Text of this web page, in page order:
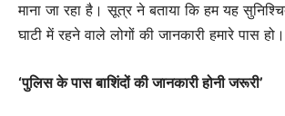
माना जा रहा है। सूत्र ने बताया कि हम यह
घाटी में रहने वाले लोगों की जानकारी हमारे पास हो।
‘पुलिस के पास बाशिंदों की जानकारी होनी जरूरी’